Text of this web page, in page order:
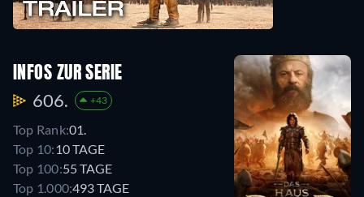
INFOS ZUR SERIE
606. +43
Top Rank:01.
Top 10: 10 TAGE
Top 100:55 TAGE
Top 1.000:493 TAGE